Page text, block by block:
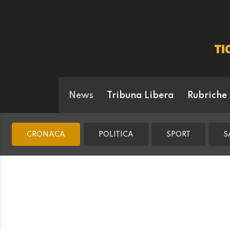
News Tribuna Libera Rubriche
CRONACA POLITICA SPORT